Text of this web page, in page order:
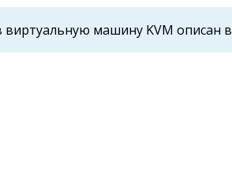
машину KVM описан в